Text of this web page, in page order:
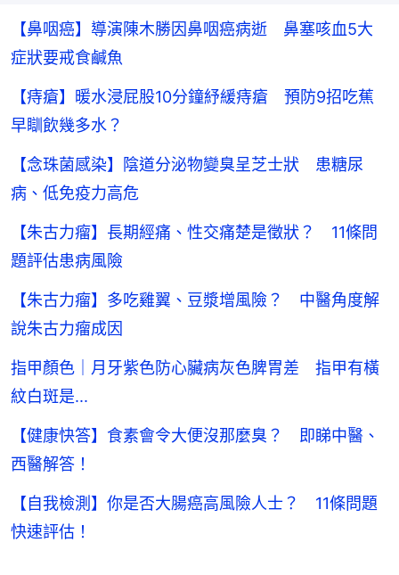
【鼻咽癌】導演陳木勝因鼻咽癌病逝 鼻塞咳血5大
症狀要戒食鹹魚
【痔瘡】暖水浸屁股10分鐘紓緩痔瘡 預防9招吃蕉
早瞓飲幾多水？
【念珠菌感染】陰道分泌物變臭呈芝士狀 患糖尿
病、低免疫力高危
【朱古力瘤】長期經痛、性交痛楚是徵狀？ 11條問
題評估患病風險
【朱古力瘤】多吃雞翼、豆漿增風險？ 中醫角度解
說朱古力瘤成因
指甲顏色｜月牙紫色防心臟病灰色脾胃差 指甲有橫
紋白斑是...
【健康快答】食素會令大便沒那麼臭？ 即睇中醫、
西醫解答！
【自我檢測】你是否大腸癌高風險人士？ 11條問題
快速評估！